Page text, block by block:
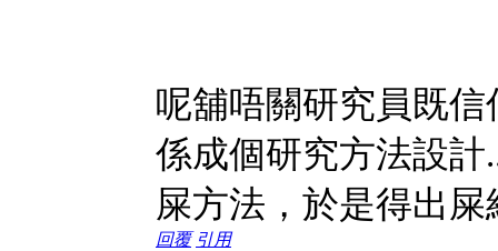
呢舖唔關研究員既信
係成個研究方法設計
屎方法，於是得出屎
回覆 引用